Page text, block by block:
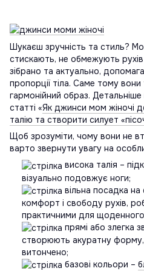
Шукаєш зручність та стиль?
стискають, не обмежують
зібрано та актуально,
пропорції тіла. Саме тому
гармонійний образ.
статті «Як джинси мом жіночі
талію та створити силует
Щоб зрозуміти, чому вони не
варто звернути увагу на
висока талія –
візуально подовжує ноги;
вільна посадка на
комфорт і свободу рухів,
практичними для щоденного
прямі або злегка
створюють акуратну форму,
витончено;
базові кольори –